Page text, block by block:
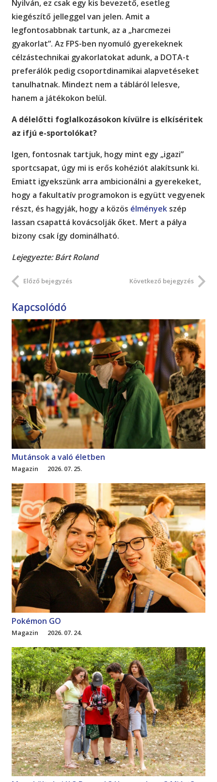
Nyilván, ez csak egy kis bevezető, esetleg
kiegészítő jelleggel van jelen. Amit a
legfontosabbnak tartunk, az a „harcmezei
gyakorlat”. Az FPS-ben nyomuló gyerekeknek
célzástechnikai gyakorlatokat adunk, a DOTA-t
preferálók pedig csoportdinamikai alapvetéseket
tanulhatnak. Mindezt nem a tábláról lelesve,
hanem a játékokon belül.
A délelőtti foglalkozásokon kívülre is elkíséritek
az ifjú e-sportolókat?
Igen, fontosnak tartjuk, hogy mint egy „igazi”
sportcsapat, úgy mi is erős kohéziót alakítsunk ki.
Emiatt igyekszünk arra ambicionálni a gyerekeket,
hogy a fakultatív programokon is együtt vegyenek
részt, és hagyják, hogy a közös élmények szép
lassan csapattá kovácsolják őket. Mert a pálya
bizony csak így dominálható.
Lejegyezte: Bárt Roland
Előző bejegyzés Következő bejegyzés
Kapcsolódó
Mutánsok a való életben
Magazin 2026. 07. 25.
Pokémon GO
Magazin 2026. 07. 24.